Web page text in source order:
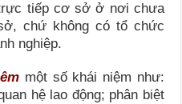
tiếp cơ sở ở nơi chưa
chứ không có tổ chức
nghiệp.
một số khái niệm như:
hệ lao động; phân biệt